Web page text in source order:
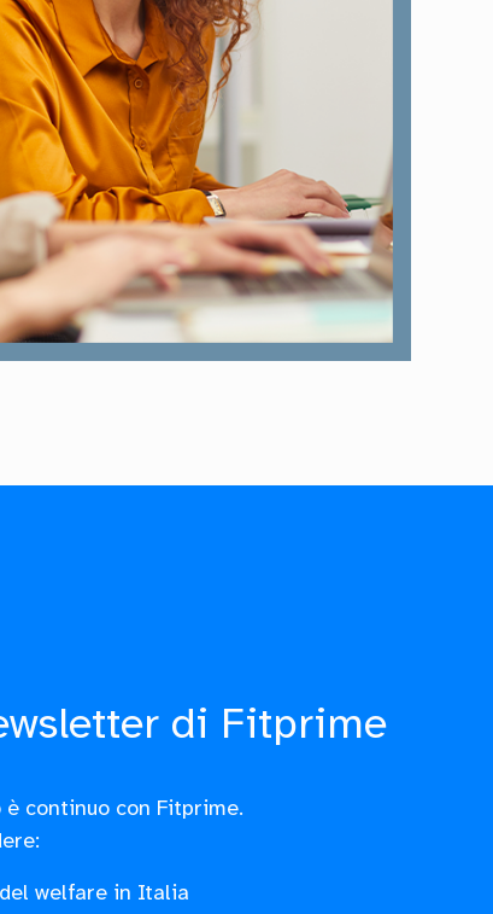
di Fitprime
continuo con Fitprime.
welfare in Italia